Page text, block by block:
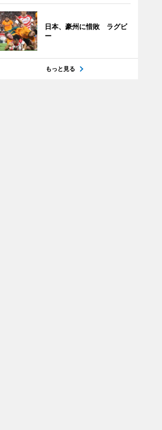
日本、豪州に惜敗 ラグビ
ー
もっと見る